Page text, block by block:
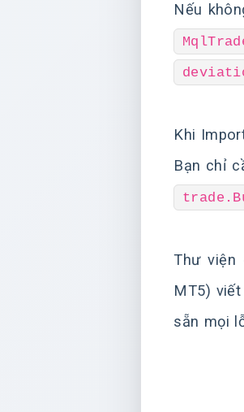
Nếu
Khi
Bạn chỉ
Thư viện
MT5)
sẵn mọi